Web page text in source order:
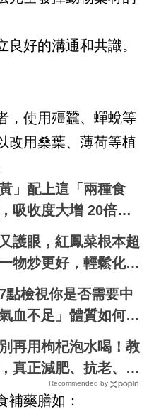
良好的溝通和共識。
，使用殭蠶、蟬蛻等
改用桑葉、薄荷等植
」配上這「兩種食
吸收度大增 20倍！
、癌症發生率！
護眼，紅鳳菜根本超
物炒更好，輕鬆化解
康 Health
點檢視你是否需要中
血不足」體質如何進
再用枸杞泡水喝！教
真正減肥、抗老、滋
健康Health
Recommended by
補藥膳如：